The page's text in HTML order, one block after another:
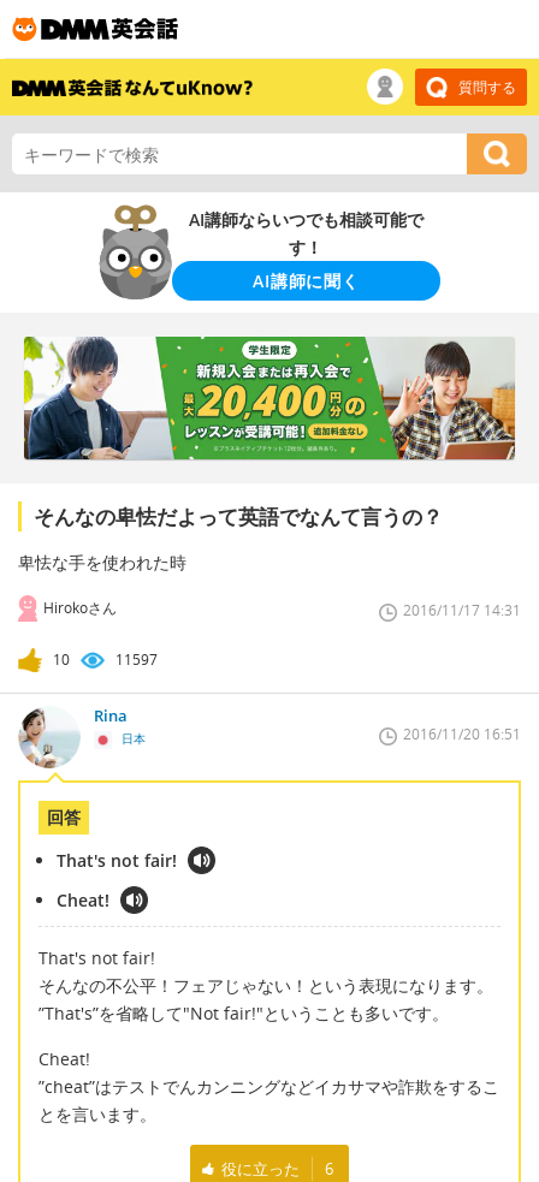
質問する
AI講師ならいつでも相談可能で
す！
AI講師に聞く
そんなの卑怯だよって英語でなんて言うの？
卑怯な手を使われた時
Hirokoさん 2016/11/17 14:31
10 11597
Rina
日本 2016/11/20 16:51
回答
That's not fair!
Cheat!
That's not fair!
そんなの不公平！フェアじゃない！という表現になります。
”That's”を省略して"Not fair!"ということも多いです。
Cheat!
”cheat”はテストでんカンニングなどイカサマや詐欺をするこ
とを言います。
役に立った 6